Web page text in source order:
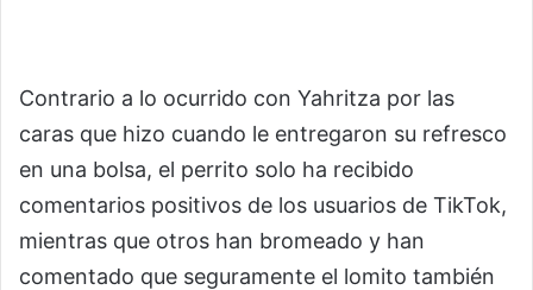
Contrario a lo ocurrido con Yahritza por las
caras que hizo cuando le entregaron su refresco
en una bolsa, el perrito solo ha recibido
comentarios positivos de los usuarios de TikTok,
mientras que otros han bromeado y han
comentado que seguramente el lomito también